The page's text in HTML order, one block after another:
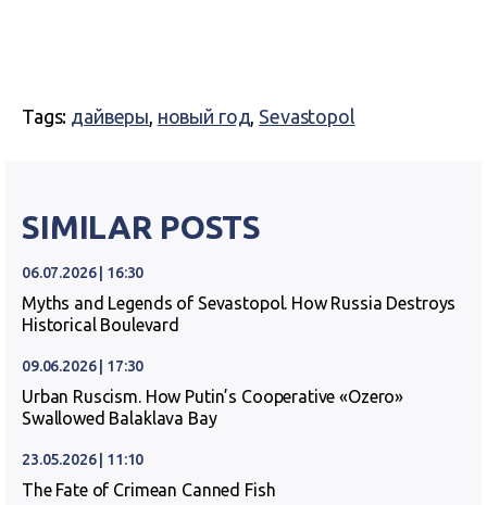
Tags: дайверы, новый год, Sevastopol
SIMILAR POSTS
06.07.2026 | 16:30
Myths and Legends of Sevastopol. How Russia Destroys
Historical Boulevard
09.06.2026 | 17:30
Urban Ruscism. How Putin’s Cooperative «Ozero»
Swallowed Balaklava Bay
23.05.2026 | 11:10
The Fate of Crimean Canned Fish